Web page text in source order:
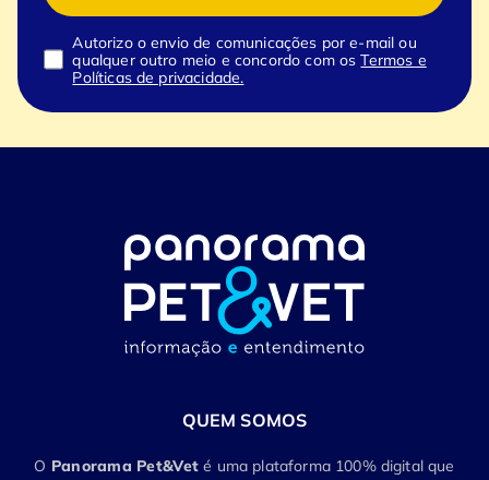
Autorizo o envio de comunicações por e-mail ou
qualquer outro meio e concordo com osTermos e
Políticas de privacidade.
QUEM SOMOS
O Panorama Pet&Vet é uma plataforma 100% digital que